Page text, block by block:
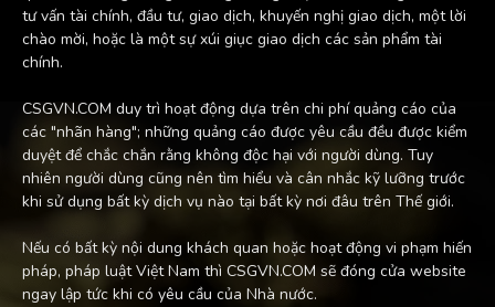
tư vấn tài chính, đầu tư, giao dịch, khuyến nghị giao dịch, một lời
chào mời, hoặc là một sự xúi giục giao dịch các sản phẩm tài
chính.
CSGVN.COM duy trì hoạt động dựa trên chi phí quảng cáo của
các "nhãn hàng"; những quảng cáo được yêu cầu đều được kiểm
duyệt để chắc chắn rằng không độc hại với người dùng. Tuy
nhiên người dùng cũng nên tìm hiểu và cân nhắc kỹ lưỡng trước
khi sử dụng bất kỳ dịch vụ nào tại bất kỳ nơi đâu trên Thế giới.
Nếu có bất kỳ nội dung khách quan hoặc hoạt động vi phạm hiến
pháp, pháp luật Việt Nam thì CSGVN.COM sẽ đóng cửa website
ngay lập tức khi có yêu cầu của Nhà nước.